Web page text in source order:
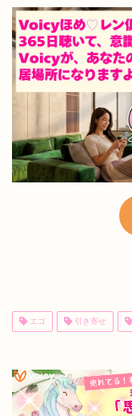
エゴ 引き寄せ